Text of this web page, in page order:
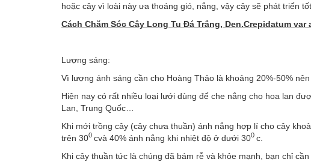
hoặc cây vì loài này ưa thoáng gió, nắng, vậy cây sẽ phát triển
Cách Chăm Sóc Cây Long Tu Đá Trắng, Den.Crepidatum var
Lượng sáng:
Vì lượng ánh sáng cần cho Hoàng Thảo là khoảng 20%-50%
Hiện nay có rất nhiều loại lưới dùng để che nắng cho hoa lan
Lan, Trung Quốc…
Khi mới trồng cây (cây chưa thuần) ánh nắng hợp lí cho cây
trên 300 cvà 40% ánh nắng khi nhiệt độ ở dưới 300 c.
Khi cây thuần tức là chúng đã bám rễ và khỏe mạnh, bạn chỉ